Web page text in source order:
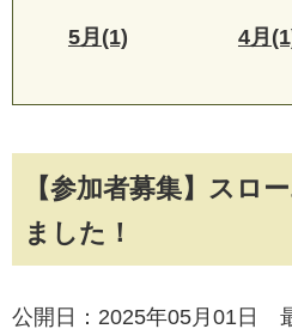
【参加者募集】スロ
ました！
公開日：2025年05月01日
5月(1) 4月